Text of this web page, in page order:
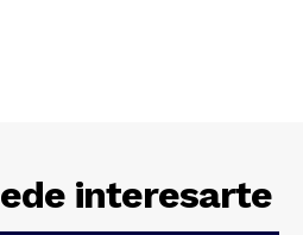
interesarte